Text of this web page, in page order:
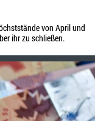
von April und
ihr zu schließen.